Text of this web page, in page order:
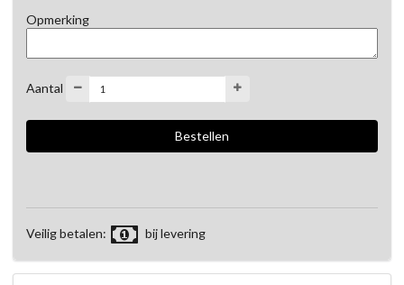
Opmerking
Aantal
Veilig betalen: bij levering